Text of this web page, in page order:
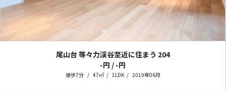
尾山台 等々力渓谷至近に住まう 204
-円 / -円
徒歩7分 47㎡ 1LDK 2019年06月